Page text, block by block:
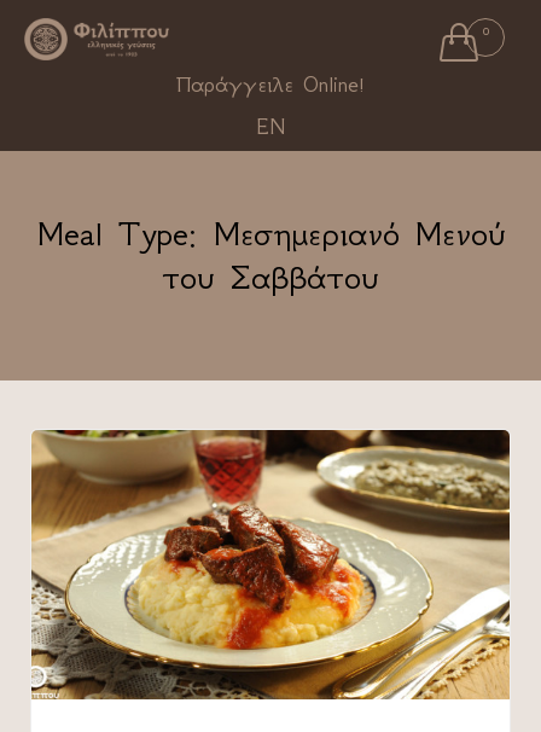
 0
Παράγγειλε Online!
EN
Meal Type: Μεσημεριανό Μενού
του Σαββάτου